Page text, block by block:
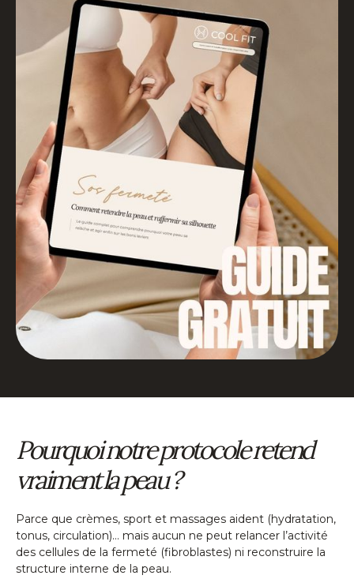
Pourquoi notre protocole retend
vraiment la peau ?
Parce que crèmes, sport et massages aident (hydratation,
tonus, circulation)… mais aucun ne peut relancer l’activité
des cellules de la fermeté (fibroblastes) ni reconstruire la
structure interne de la peau.